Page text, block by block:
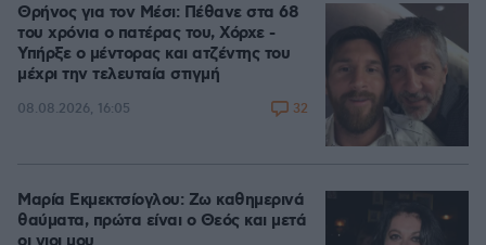
Θρήνος για τον Μέσι: Πέθανε στα 68
του χρόνια ο πατέρας του, Χόρχε -
Υπήρξε ο μέντορας και ατζέντης του
μέχρι την τελευταία στιγμή
08.08.2026, 16:05 32
Μαρία Εκμεκτσίογλου: Ζω καθημερινά
θαύματα, πρώτα είναι ο Θεός και μετά